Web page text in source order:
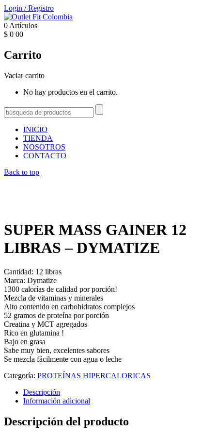
Login /Registro
0 Artículos
$ 0 00
Carrito
Vaciar carrito
No hay productos en el carrito.
INICIO
TIENDA
NOSOTROS
CONTACTO
Back to top
SUPER MASS GAINER 12
LIBRAS – DYMATIZE
Cantidad: 12 libras
Marca: Dymatize
1300 calorías de calidad por porción!
Mezcla de vitaminas y minerales
Alto contenido en carbohidratos complejos
52 gramos de proteína por porción
Creatina y MCT agregados
Rico en glutamina !
Bajo en grasa
Sabe muy bien, excelentes sabores
Se mezcla fácilmente con agua o leche
Categoría: PROTEÍNAS HIPERCALORICAS
Descripción
Información adicional
Descripción del producto